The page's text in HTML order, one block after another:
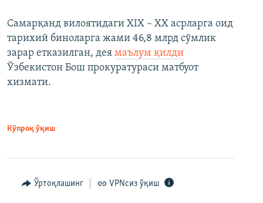
Самарқанд вилоятидаги XIX – XX асрларга оид
тарихий биноларга жами 46,8 млрд сўмлик
зарар етказилган, дея маълум қилди
Ўзбекистон Бош прокуратураси матбуот
хизмати.
Кўпроқ ўқиш
Ўртоқлашинг VPNсиз ўқиш